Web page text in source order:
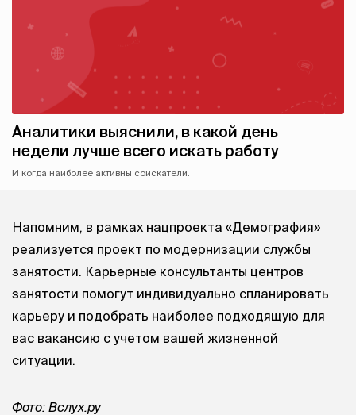
Аналитики выяснили, в какой день
недели лучше всего искать работу
И когда наиболее активны соискатели.
Напомним, в рамках нацпроекта «Демография»
реализуется проект по модернизации службы
занятости. Карьерные консультанты центров
занятости помогут индивидуально спланировать
карьеру и подобрать наиболее подходящую для
вас вакансию с учетом вашей жизненной
ситуации.
Фото: Вслух.ру